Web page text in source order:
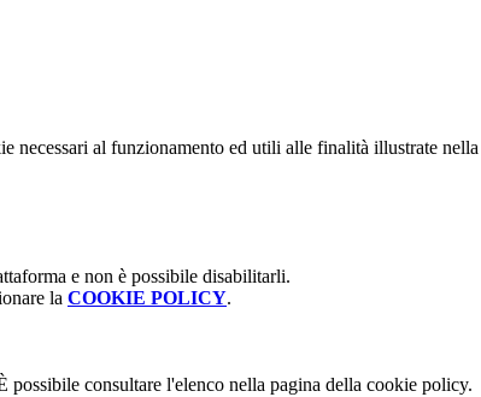
necessari al funzionamento ed utili alle finalità illustrate nella
e non è possibile disabilitarli.
la COOKIE POLICY.
possibile consultare l'elenco nella pagina della cookie policy.